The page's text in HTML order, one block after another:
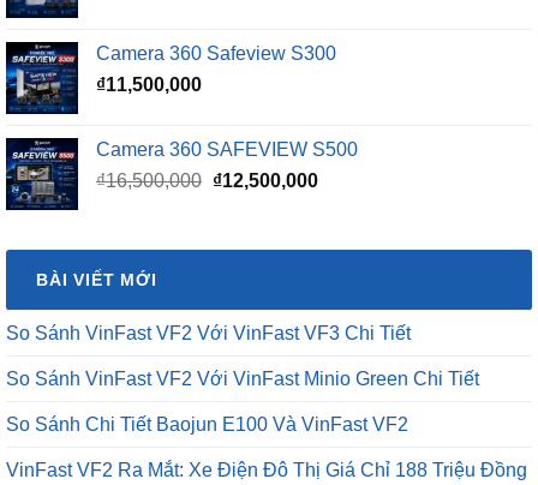
Camera 360 Safeview S300
₫11,500,000
Camera 360 SAFEVIEW S500
₫16,500,000 Giá
₫16,500,000.
₫12,500,000Giá
là:
BÀI VIẾT MỚI
So Sánh VinFast VF2 Với VinFast VF3 Chi Tiết
So Sánh VinFast VF2 Với VinFast Minio Green Chi Tiết
So Sánh Chi Tiết Baojun E100 Và VinFast VF2
VinFast VF2 Ra Mắt: Xe Điện Đô Thị Giá Chỉ 188 Triệu Đồng